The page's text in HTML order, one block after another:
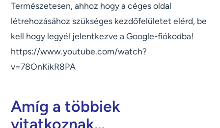
Természetesen, ahhoz hogy a céges oldal
létrehozásához szükséges kezdőfelületet elérd, be
kell hogy legyél jelentkezve a Google-fiókodba!
https://www.youtube.com/watch?
v=78OnKikR8PA
Amíg a többiek
vitatkoznak...